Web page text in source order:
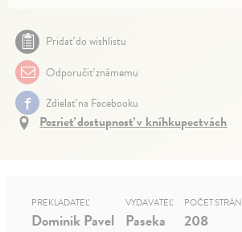
Pridať do wishlistu
Odporučiť známemu
Zdielať na Facebooku
Pozrieť dostupnosť v kníhkupectvách
PREKLADATEĽ
Dominik Pavel
VYDAVATEĽ
Paseka
POČET STRÁN
208